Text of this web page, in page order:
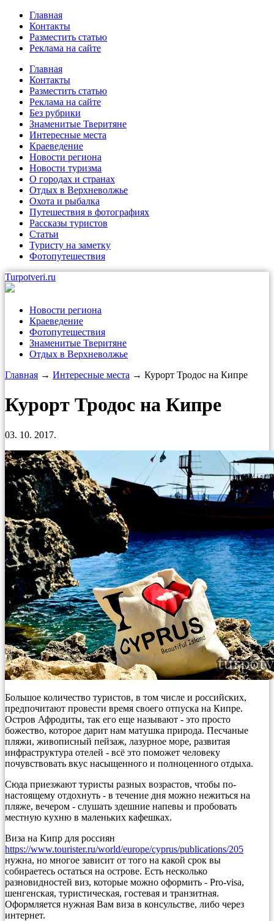
Главная
Контакты
Разместить статью
Реклама на сайте
Главная
Контакты
Разместить статью
Реклама на сайте
Без рубрики
Знаменитые Тверитяне
Интересные места
Краеведение
Новости региона
Новости туризма
О городах и странах
Отдых в Верхневолжье
Охота и рыбалка
Путешествия в фотографиях
Рассказы туристов
Статьи
Туристу на заметку
Фотопутешествия
Turpotveri.ru
Новости региона
Краеведение
Фотопутешествия
Знаменитые Тверитяне
Отдых в Верхневолжье
Главная → Интересные места → Курорт Тродос на Кипре
Курорт Тродос на Кипре
03. 10. 2017.
Большое количество туристов, в том числе и российских,
предпочитают провести время своего отпуска на Кипре.
Остров Афродиты, так его еще называют - это просто
божество, которое дарит нам матушка природа. Песчаные
пляжи, живописный пейзаж, лазурное море, развитая
инфраструктура отелей - всё это поможет человеку
почувствовать вкус насыщенного и полноценного отдыха.
Сюда приезжают туристы разных возрастов, чтобы по-
настоящему отдохнуть - в течение дня можно нежиться на
пляже, вечером - слушать здешние напевы и пробовать
местную кухню в маленьких кафешках.
Виза на Кипр для россиян
https://www.tourister.ru/world/europe/cyprus/publications/205
нужна, но многое зависит от того на какой срок вы
собираетесь остаться на острове. Есть несколько
разновидностей виз, которые можно оформить - Pro-visa,
шенгенская, туристическая, гостевая и транзитная.
Оформляется нужная Вам виза в консульстве, либо через
интернет.